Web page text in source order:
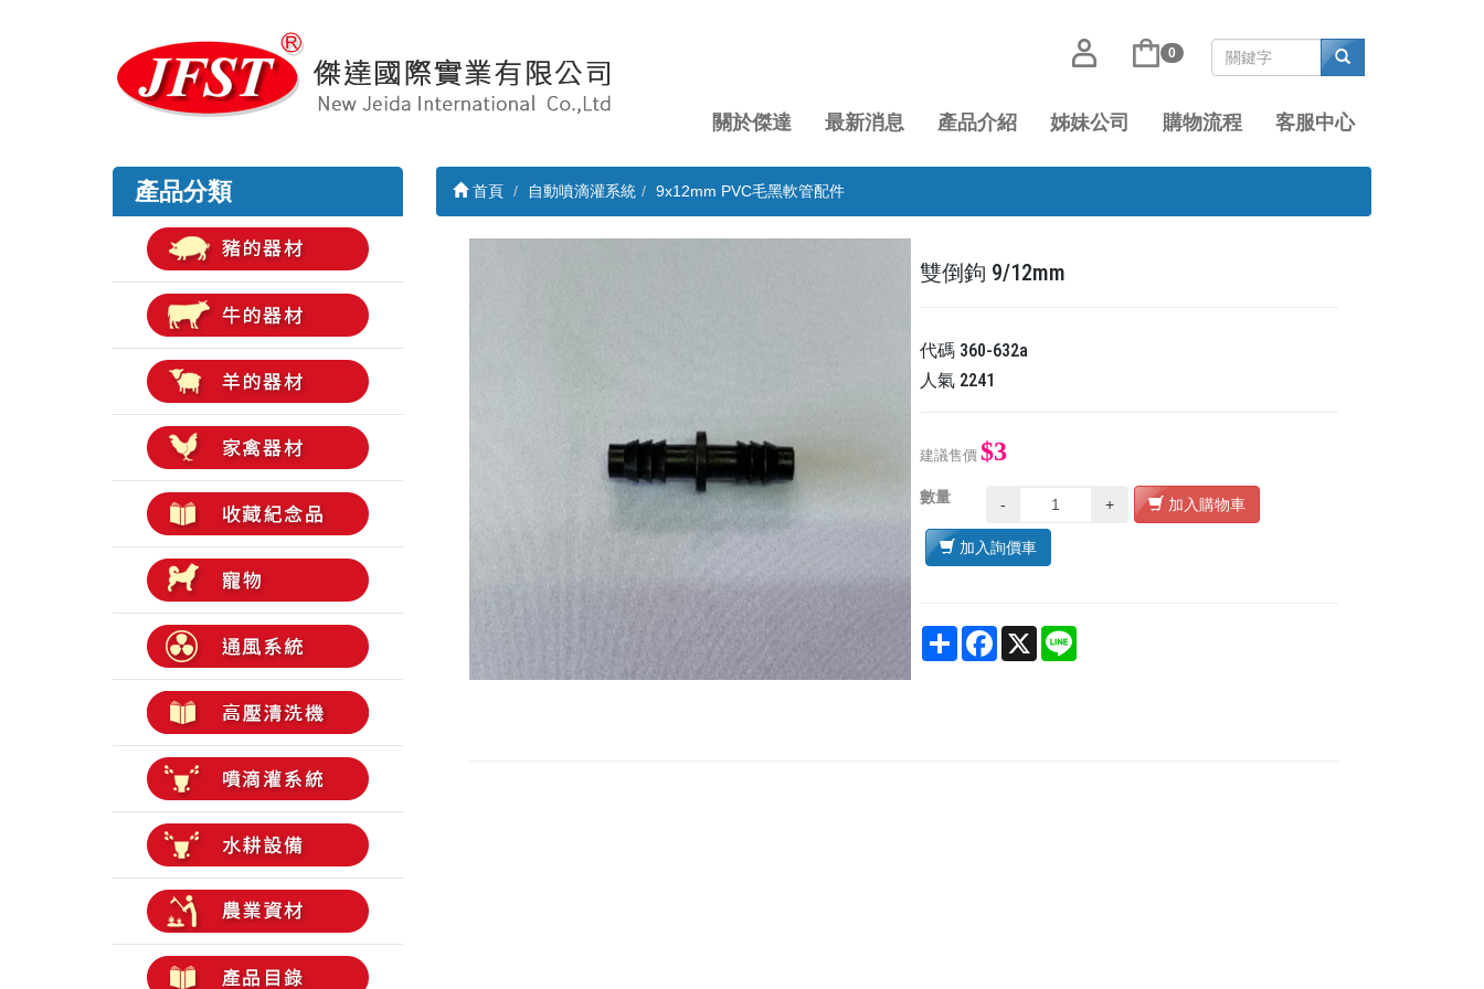
0
關於傑達 最新消息 產品介紹 姊妹公司 購物流程 客服中心
產品分類 首頁 自動噴滴灌系統 9x12mm PVC毛黑軟管配件
雙倒鉤 9/12mm
代碼 360-632a
人氣 2241
建議售價 $3
數量 - + 加入購物車
加入詢價車
Share Facebook
X